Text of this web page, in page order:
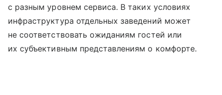
с разным уровнем сервиса. В таких условиях
инфраструктура отдельных заведений может
не соответствовать ожиданиям гостей или
их субъективным представлениям о комфорте.